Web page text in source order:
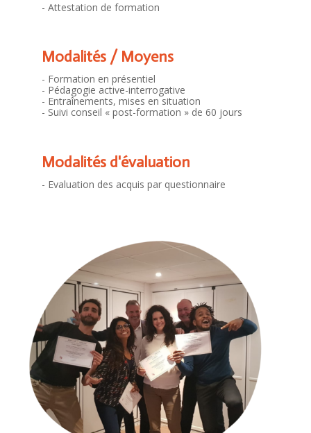
- Attestation de formation
Modalités / Moyens
- Formation en présentiel
- Pédagogie active-interrogative
- Entraînements, mises en situation
- Suivi conseil « post-formation » de 60 jours
Modalités d'évaluation
- Evaluation des acquis par questionnaire